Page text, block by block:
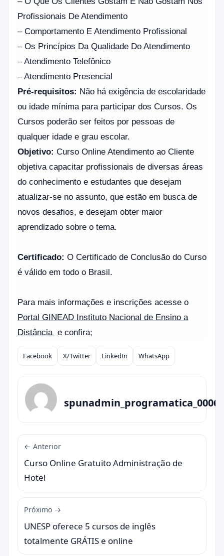
Profissionais De Atendimento
– Comportamento E Atendimento Profissional
– Os Princípios Da Qualidade Do Atendimento
– Atendimento Telefônico
– Atendimento Presencial
Pré-requisitos: Não há exigência de escolaridade
ou idade mínima para participar dos Cursos. Os
Cursos poderão ser feitos por pessoas de
qualquer idade e grau escolar.
Objetivo: Curso Online Atendimento ao Cliente
objetiva capacitar profissionais de diversas áreas
do conhecimento e estudantes que desejam
atualizar-se no assunto, que estão em busca de
novos desafios, e desejam obter maior
aprendizado sobre o tema.
Certificado: O Certificado de Conclusão do Curso
é válido em todo o Brasil.
Para mais informações e inscrições acesse o
Portal GINEAD Instituto Nacional de Ensino a
Distância e confira;
Compartilhar
Facebook X/Twitter LinkedIn WhatsApp
spunadmin_programatica_0006
← Anterior
Curso Online Gratuito Administração de
Hotel
Próximo →
UNESP oferece 5 cursos de inglês
totalmente GRÁTIS e online